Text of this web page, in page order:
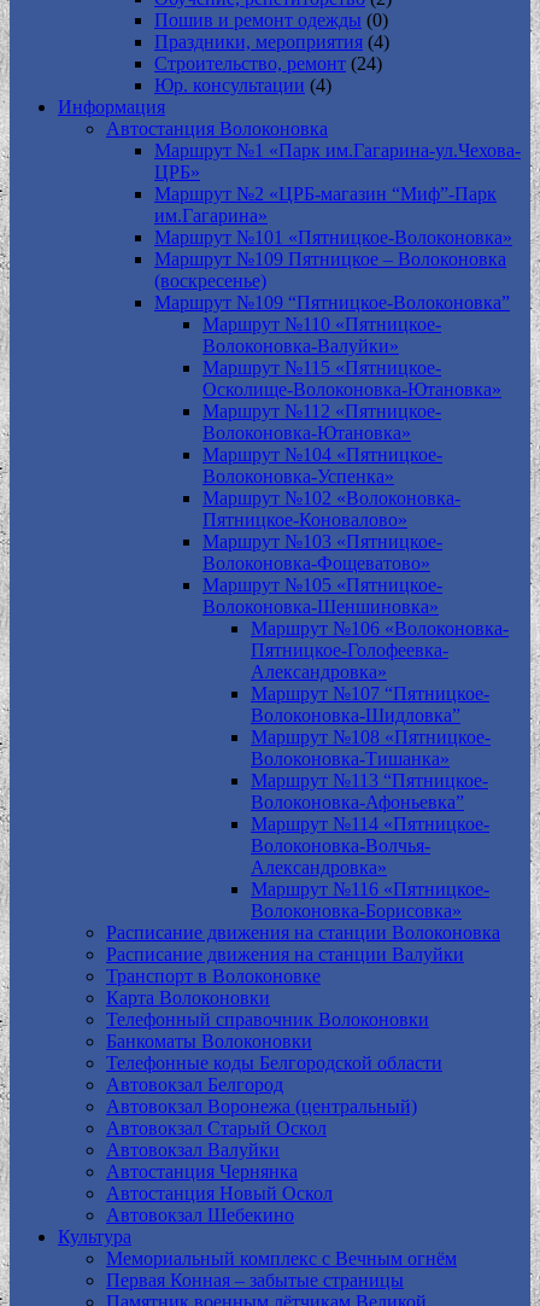
Пошив и ремонт одежды (0)
Праздники, мероприятия (4)
Строительство, ремонт (24)
Юр. консультации (4)
Информация
Автостанция Волоконовка
Маршрут №1 «Парк им.Гагарина-ул.Чехова-
ЦРБ»
Маршрут №2 «ЦРБ-магазин “Миф”-Парк
им.Гагарина»
Маршрут №101 «Пятницкое-Волоконовка»
Маршрут №109 Пятницкое – Волоконовка
(воскресенье)
Маршрут №109 “Пятницкое-Волоконовка”
Маршрут №110 «Пятницкое-
Волоконовка-Валуйки»
Маршрут №115 «Пятницкое-
Осколище-Волоконовка-Ютановка»
Маршрут №112 «Пятницкое-
Волоконовка-Ютановка»
Маршрут №104 «Пятницкое-
Волоконовка-Успенка»
Маршрут №102 «Волоконовка-
Пятницкое-Коновалово»
Маршрут №103 «Пятницкое-
Волоконовка-Фощеватово»
Маршрут №105 «Пятницкое-
Волоконовка-Шеншиновка»
Маршрут №106 «Волоконовка-
Пятницкое-Голофеевка-
Александровка»
Маршрут №107 “Пятницкое-
Волоконовка-Шидловка”
Маршрут №108 «Пятницкое-
Волоконовка-Тишанка»
Маршрут №113 “Пятницкое-
Волоконовка-Афоньевка”
Маршрут №114 «Пятницкое-
Волоконовка-Волчья-
Александровка»
Маршрут №116 «Пятницкое-
Волоконовка-Борисовка»
Расписание движения на станции Волоконовка
Расписание движения на станции Валуйки
Транспорт в Волоконовке
Карта Волоконовки
Телефонный справочник Волоконовки
Банкоматы Волоконовки
Телефонные коды Белгородской области
Автовокзал Белгород
Автовокзал Воронежа (центральный)
Автовокзал Старый Оскол
Автовокзал Валуйки
Автостанция Чернянка
Автостанция Новый Оскол
Автовокзал Шебекино
Культура
Мемориальный комплекс с Вечным огнём
Первая Конная – забытые страницы
Памятник военным лётчикам Великой